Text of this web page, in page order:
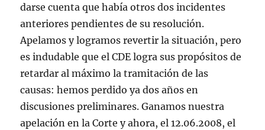
darse cuenta que había otros dos incidentes
anteriores pendientes de su resolución.
Apelamos y logramos revertir la situación, pero
es indudable que el CDE logra sus propósitos de
retardar al máximo la tramitación de las
causas: hemos perdido ya dos años en
discusiones preliminares. Ganamos nuestra
apelación en la Corte y ahora, el 12.06.2008, el